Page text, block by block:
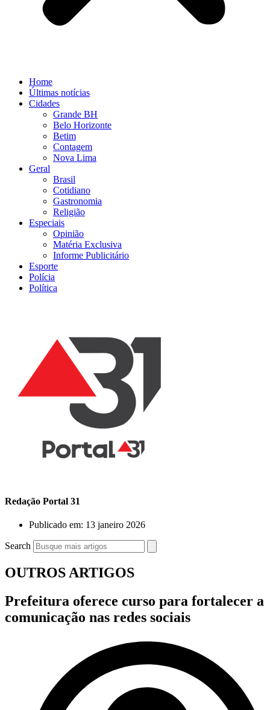
Home
Últimas notícias
Cidades
Grande BH
Belo Horizonte
Betim
Contagem
Nova Lima
Geral
Brasil
Cotidiano
Gastronomia
Religião
Especiais
Opinião
Matéria Exclusiva
Informe Publicitário
Esporte
Polícia
Política
Redação Portal 31
Publicado em: 13 janeiro 2026
Search
OUTROS ARTIGOS
Prefeitura oferece curso para fortalecer a
comunicação nas redes sociais